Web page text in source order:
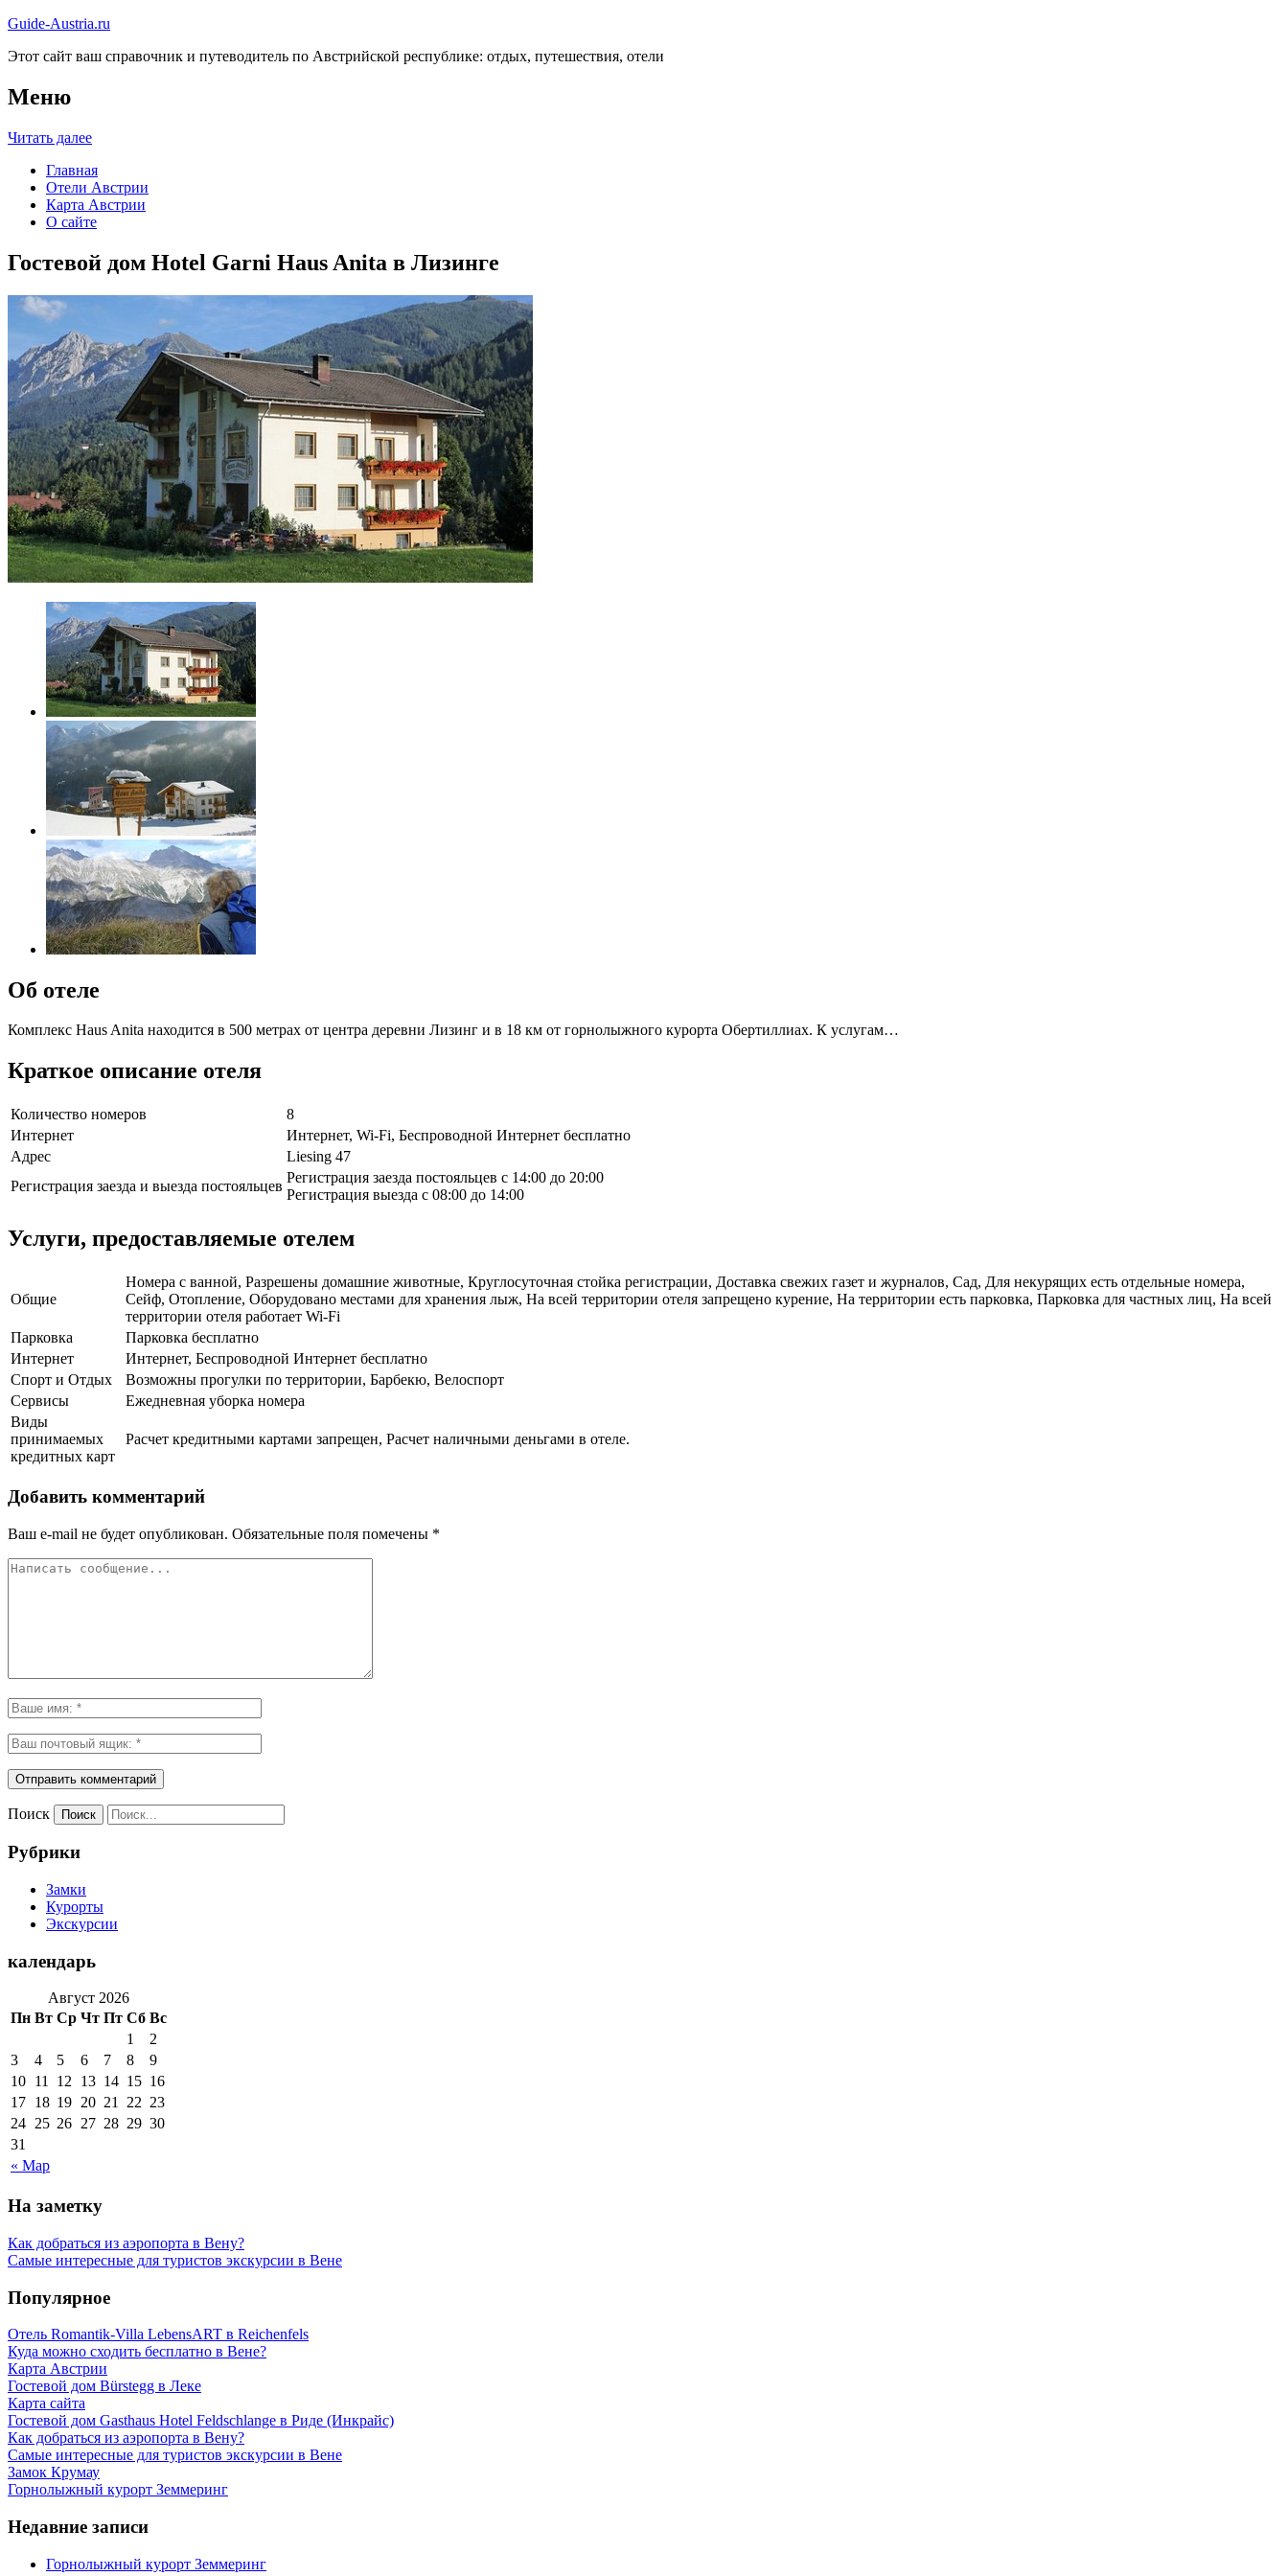
Guide-Austria.ru
Этот сайт ваш справочник и путеводитель по Австрийской республике: отдых, путешествия, отели
Меню
Читать далее
Главная
Отели Австрии
Карта Австрии
О сайте
Гостевой дом Hotel Garni Haus Anita в Лизинге
Об отеле
Комплекс Haus Anita находится в 500 метрах от центра деревни Лизинг и в 18 км от горнолыжного курорта Обертиллиах. К услугам…
Краткое описание отеля
Количество номеров
8
Интернет
Интернет, Wi-Fi, Беспроводной Интернет бесплатно
Адрес
Liesing 47
Регистрация заезда и выезда постояльцев
Регистрация заезда постояльцев с 14:00 до 20:00
Регистрация выезда с 08:00 до 14:00
Услуги, предоставляемые отелем
Общие
Номера с ванной, Разрешены домашние животные, Круглосуточная стойка регистрации, Доставка свежих газет и журналов, Сад, Для некурящих есть отдельные номера,
Сейф, Отопление, Оборудовано местами для хранения лыж, На всей территории отеля запрещено курение, На территории есть парковка, Парковка для частных лиц, На всей
территории отеля работает Wi-Fi
Парковка
Парковка бесплатно
Интернет
Интернет, Беспроводной Интернет бесплатно
Спорт и Отдых
Возможны прогулки по территории, Барбекю, Велоспорт
Сервисы
Ежедневная уборка номера
Виды
принимаемых
кредитных карт
Расчет кредитными картами запрещен, Расчет наличными деньгами в отеле.
Добавить комментарий
Ваш e-mail не будет опубликован. Обязательные поля помечены *
Поиск
Рубрики
Замки
Курорты
Экскурсии
календарь
Август 2026
Пн Вт Ср Чт Пт Сб Вс
« Мар
1
2
3
4 5 6 7 8
9
10 11 12 13 14 15 16
17 18 19 20 21 22 23
24 25 26 27 28 29 30
31
На заметку
Как добраться из аэропорта в Вену?
Самые интересные для туристов экскурсии в Вене
Популярное
Отель Romantik-Villa LebensART в Reichenfels
Куда можно сходить бесплатно в Вене?
Карта Австрии
Гостевой дом Bürstegg в Леке
Карта сайта
Гостевой дом Gasthaus Hotel Feldschlange в Риде (Инкрайс)
Как добраться из аэропорта в Вену?
Самые интересные для туристов экскурсии в Вене
Замок Крумау
Горнолыжный курорт Земмеринг
Недавние записи
Горнолыжный курорт Земмеринг